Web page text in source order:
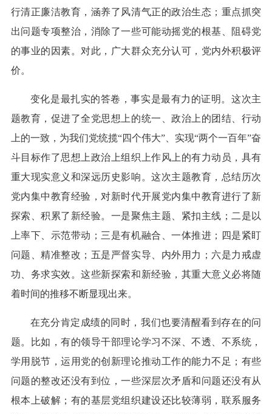
行清正廉洁教育，涵养了风清气正的政治生态；重点抓突
出问题专项整治，消除了一些可能动摇党的根基、阻碍党
的事业的因素。对此，广大群众充分认可，党内外积极评
价。
变化是最扎实的答卷，事实是最有力的证明。这次主
题教育，促进了全党思想上的统一、政治上的团结、行动
上的一致，为我们党统揽“四个伟大”、实现“两个一百年”奋
斗目标作了思想上政治上组织上作风上的有力动员，具有
重大现实意义和深远历史影响。这次主题教育，总结历次
党内集中教育经验，对新时代开展党内集中教育进行了新
探索、积累了新经验。一是聚焦主题、紧扣主线；二是以
上率下、示范带动；三是有机融合、一体推进；四是紧盯
问题、精准整改；五是严督实导、内外用力；六是力戒虚
功、务求实效。这些新探索和新经验，其重大意义必将随
着时间的推移不断显现出来。
在充分肯定成绩的同时，我们也要清醒看到存在的问
题。比如，有的领导干部理论学习不深、不透、不系统，
学用脱节，运用党的创新理论推动工作的能力不足；有些
问题的整改还没有到位，一些深层次矛盾和问题还没有从
根本上破解；有的基层党组织建设还比较薄弱，联系服务